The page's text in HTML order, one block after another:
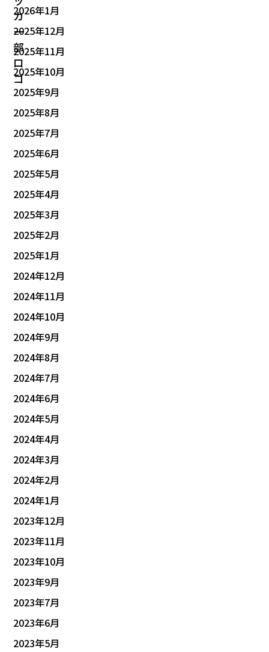
2026年1月
2025年12月
2025年11月
2025年10月
2025年9月
2025年8月
2025年7月
2025年6月
2025年5月
2025年4月
2025年3月
2025年2月
2025年1月
2024年12月
2024年11月
2024年10月
2024年9月
2024年8月
2024年7月
2024年6月
2024年5月
2024年4月
2024年3月
2024年2月
2024年1月
2023年12月
2023年11月
2023年10月
2023年9月
2023年7月
2023年6月
2023年5月